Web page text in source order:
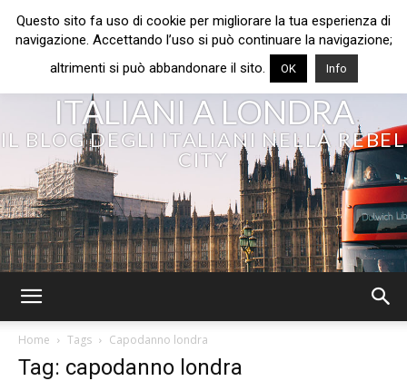
ITALIANI A LONDRA
IL BLOG DEGLI ITALIANI NELLA REBEL
CITY
Home Tags Capodanno londra
Tag: capodanno londra
Questo sito fa uso di cookie per migliorare la tua esperienza di
navigazione. Accettando l’uso si può continuare la navigazione;
altrimenti si può abbandonare il sito.
OK Info